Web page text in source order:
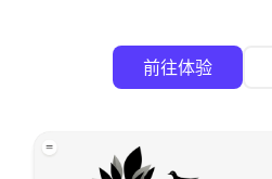
前往体验